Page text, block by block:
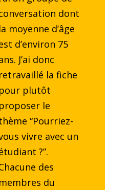
dont
la moyenne d’âge
d’environ 75
J’ai donc
retravaillé la fiche
pour plutôt
proposer le
“Pourriez-
vivre avec un
?”.
des
membres du